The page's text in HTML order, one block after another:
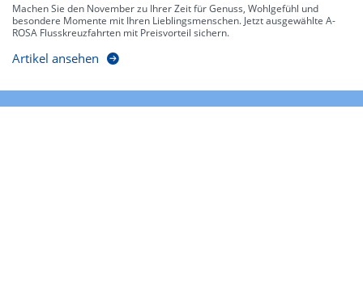
Machen Sie den November zu Ihrer Zeit für Genuss, Wohlgefühl und
besondere Momente mit Ihren Lieblingsmenschen. Jetzt ausgewählte A-
ROSA Flusskreuzfahrten mit Preisvorteil sichern.
Artikel ansehen